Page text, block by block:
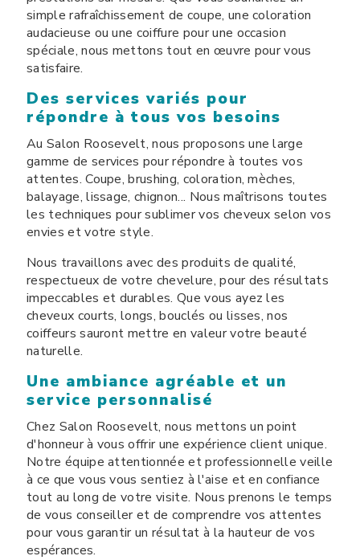
simple rafraîchissement de coupe, une coloration
audacieuse ou une coiffure pour une occasion
spéciale, nous mettons tout en œuvre pour vous
satisfaire.
Des services variés pour
répondre à tous vos besoins
Au Salon Roosevelt, nous proposons une large
gamme de services pour répondre à toutes vos
attentes. Coupe, brushing, coloration, mèches,
balayage, lissage, chignon... Nous maîtrisons toutes
les techniques pour sublimer vos cheveux selon vos
envies et votre style.
Nous travaillons avec des produits de qualité,
respectueux de votre chevelure, pour des résultats
impeccables et durables. Que vous ayez les
cheveux courts, longs, bouclés ou lisses, nos
coiffeurs sauront mettre en valeur votre beauté
naturelle.
Une ambiance agréable et un
service personnalisé
Chez Salon Roosevelt, nous mettons un point
d'honneur à vous offrir une expérience client unique.
Notre équipe attentionnée et professionnelle veille
à ce que vous vous sentiez à l'aise et en confiance
tout au long de votre visite. Nous prenons le temps
de vous conseiller et de comprendre vos attentes
pour vous garantir un résultat à la hauteur de vos
espérances.